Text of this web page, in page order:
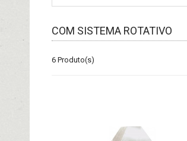
COM SISTEMA ROTATIVO
6 Produto(s)